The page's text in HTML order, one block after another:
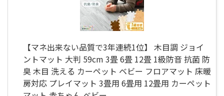
【マネ出来ない品質で3年連続1位】 木目調 ジョイ
ントマット 大判 59cm 3畳 6畳 12畳 1級防音 抗菌 防
臭 木目 洗える カーペット ベビー フロアマット 床暖
房対応 プレイマット 3畳用 6畳用 12畳用 カーペット